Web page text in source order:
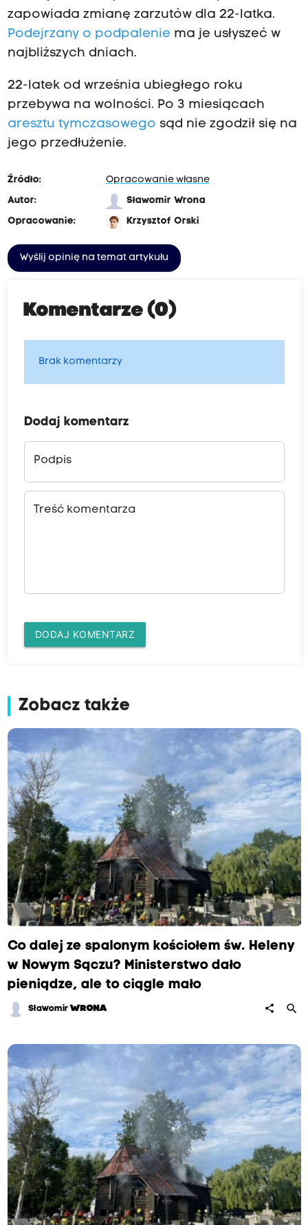
zapowiada zmianę zarzutów dla 22-latka.
Podejrzany o podpalenie ma je usłyszeć w
najbliższych dniach.
22-latek od września ubiegłego roku
przebywa na wolności. Po 3 miesiącach
aresztu tymczasowego sąd nie zgodził się na
jego przedłużenie.
Źródło:
Opracowanie własne
Autor:
Sławomir Wrona
Opracowanie:
Krzysztof Orski
Wyślij opinię na temat artykułu
Komentarze (0)
Brak komentarzy
Dodaj komentarz
Podpis
Treść komentarza
DODAJ KOMENTARZ
Zobacz także
Co dalej ze spalonym kościołem św. Heleny
w Nowym Sączu? Ministerstwo dało
pieniądze, ale to ciągle mało
Sławomir WRONA share search